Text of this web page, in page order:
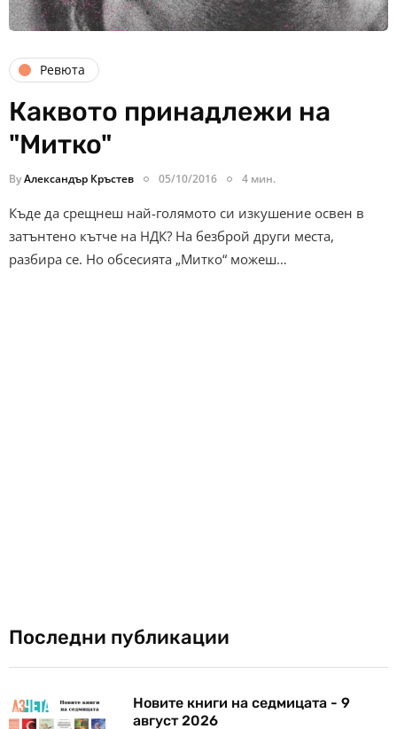
Ревюта
Каквото принадлежи на
"Митко"
ByАлександър Кръстев 05/10/2016 4 мин.
Къде да срещнеш най-голямото си изкушение освен в
затънтено кътче на НДК? На безброй други места,
разбира се. Но обсесията „Митко“ можеш…
Последни публикации
Новите книги на седмицата - 9
август 2026